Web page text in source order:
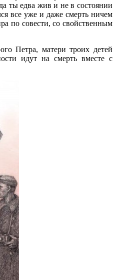
ты едва жив и не в состоянии
все уже и даже смерть ничем
по совести, со свойственным
Петра, матери троих детей
идут на смерть вместе с